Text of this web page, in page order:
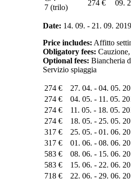
7 (trilo)
274 €
09.
Date: 14. 09. - 21. 09. 2019
Price includes: Affitto
Obligatory fees:
Optional fees: Biancheria
Servizio spiaggia
274 € 27. 04. - 04. 05.
274 €
04. 05. - 11. 05.
274 €
11. 05. - 18. 05.
274 €
18. 05. - 25. 05.
317 €
25. 05. - 01. 06.
317 €
01. 06. - 08. 06.
583 €
08. 06. - 15. 06.
583 €
15. 06. - 22. 06.
718 €
22. 06. - 29. 06.